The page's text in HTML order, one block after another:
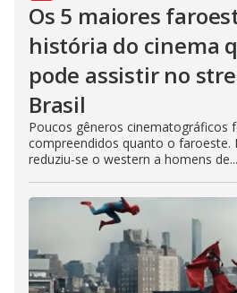
Os 5 maiores
história do cinema
pode assistir no
Brasil
Poucos gêneros cinematográficos
compreendidos quanto o faroeste.
reduziu-se o western a homens de...